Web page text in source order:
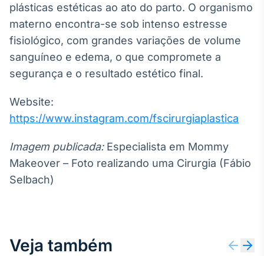
plásticas estéticas ao ato do parto. O organismo
materno encontra-se sob intenso estresse
fisiológico, com grandes variações de volume
sanguíneo e edema, o que compromete a
segurança e o resultado estético final.
Website:
https://www.instagram.com/fscirurgiaplastica
Imagem publicada:Especialista em Mommy
Makeover – Foto realizando uma Cirurgia (Fábio
Selbach)
Veja também